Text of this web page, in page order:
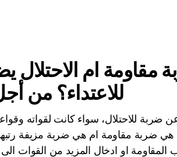
مقاومة ام
للاعتداء؟ من
للاحتلال، سواء كانت لقواته
ضربة مقاومة ام هي ضربة مزيفة رتبها
او ادخال المزيد من القوات الى